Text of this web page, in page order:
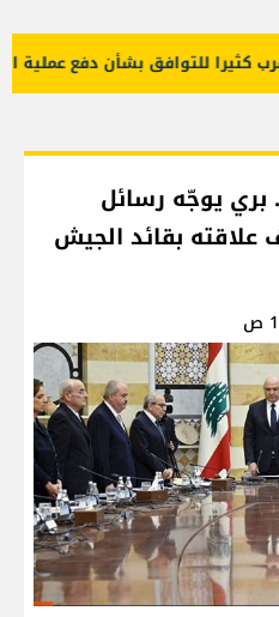
للتوافق بشأن دفع عملية
يوجّه رسائل
بقائد الجيش